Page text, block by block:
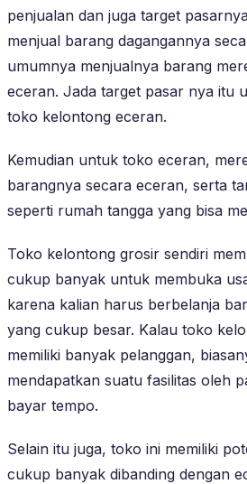
penjualan dan juga target
menjual barang dagangannya
umumnya menjualnya barang
eceran. Jada target pasar nya itu
toko kelontong eceran.
Kemudian untuk toko eceran,
barangnya secara eceran, serta
seperti rumah tangga yang bisa
Toko kelontong grosir sendiri
cukup banyak untuk membuka
karena kalian harus berbelanja
yang cukup besar. Kalau toko
memiliki banyak pelanggan,
mendapatkan suatu fasilitas oleh
bayar tempo.
Selain itu juga, toko ini memiliki
cukup banyak dibanding dengan